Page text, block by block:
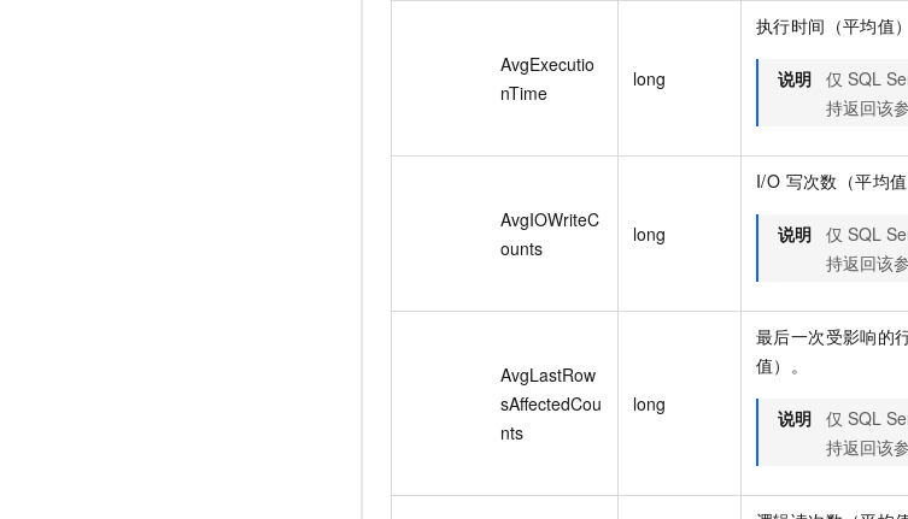
AvgExecutio
nTime
long
执行时间（平均值
说明 仅 SQL
持返回该参
AvgIOWriteC
ounts
long
I/O 写次数（平均值
说明 仅 SQL
持返回该参
AvgLastRow
sAffectedCou
nts
long
最后一次受影响的
值）。
说明 仅 SQL
持返回该参